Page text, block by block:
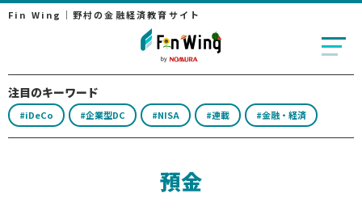
Fin Wing｜野村の金融経済教育サイト
注目のキーワード
#iDeCo #企業型DC #NISA #連載 #金融・経済
預金